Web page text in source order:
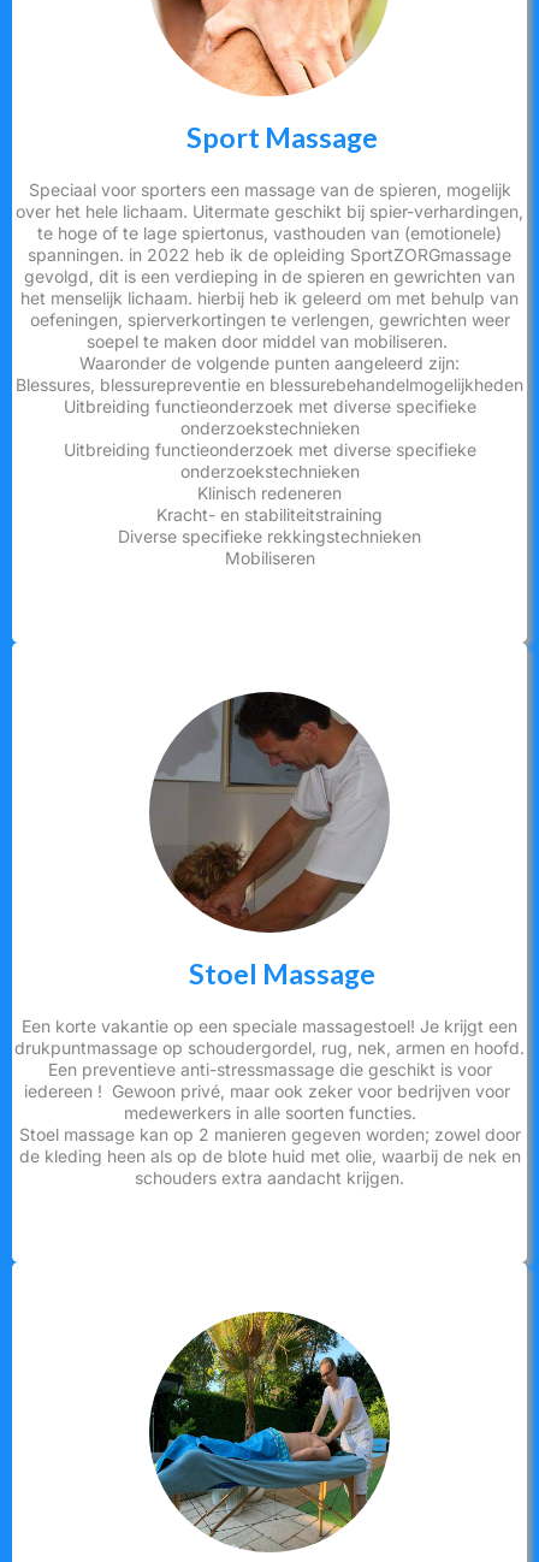
Sport Massage
Speciaal voor sporters een massage van de spieren, mogelijk
over het hele lichaam. Uitermate geschikt bij spier-verhardingen,
te hoge of te lage spiertonus, vasthouden van (emotionele)
spanningen. in 2022 heb ik de opleiding SportZORGmassage
gevolgd, dit is een verdieping in de spieren en gewrichten van
het menselijk lichaam. hierbij heb ik geleerd om met behulp van
oefeningen, spierverkortingen te verlengen, gewrichten weer
soepel te maken door middel van mobiliseren.
Waaronder de volgende punten aangeleerd zijn:
Blessures, blessurepreventie en blessurebehandelmogelijkheden
Uitbreiding functieonderzoek met diverse specifieke
onderzoekstechnieken
Uitbreiding functieonderzoek met diverse specifieke
onderzoekstechnieken
Klinisch redeneren
Kracht- en stabiliteitstraining
Diverse specifieke rekkingstechnieken
Mobiliseren
Stoel Massage
Een korte vakantie op een speciale massagestoel! Je krijgt een
drukpuntmassage op schoudergordel, rug, nek, armen en hoofd.
Een preventieve anti-stressmassage die geschikt is voor
iedereen ! Gewoon privé, maar ook zeker voor bedrijven voor
medewerkers in alle soorten functies.
Stoel massage kan op 2 manieren gegeven worden; zowel door
de kleding heen als op de blote huid met olie, waarbij de nek en
schouders extra aandacht krijgen.